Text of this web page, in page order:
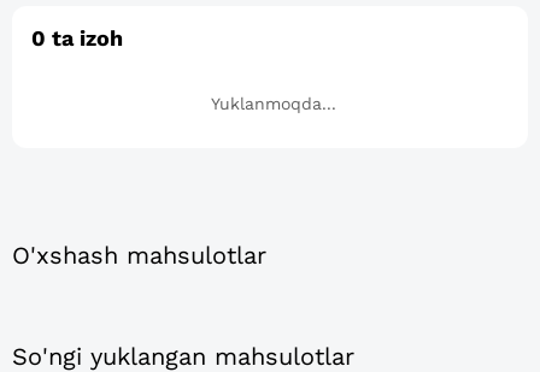
0 ta izoh
Yuklanmoqda...
O'xshash mahsulotlar
So'ngi yuklangan mahsulotlar